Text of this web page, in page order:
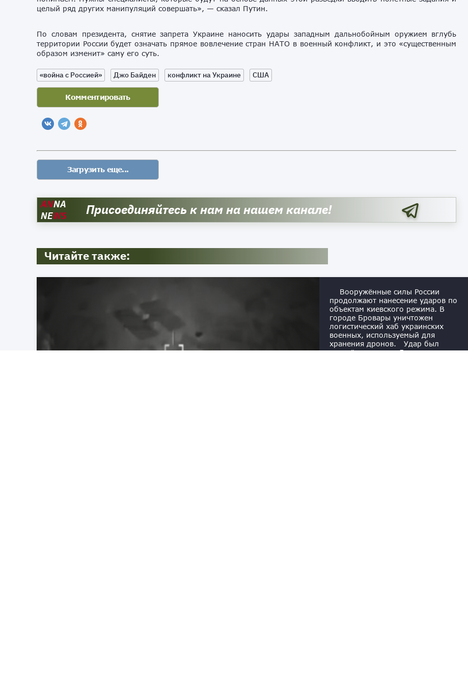
целый ряд других манипуляций совершать», — сказал Путин.
По словам президента, снятие запрета Украине наносить удары западным дальнобойным оружием вглубь
территории России будет означать прямое вовлечение стран НАТО в военный конфликт, и это «существенным
образом изменит» саму его суть.
«война с Россией» Джо Байден конфликт на Украине США
ANNA
NEWS Присоединяйтесь к нам на нашем канале!
Читайте также:
Вооружённые силы России
продолжают нанесение ударов по
объектам киевского режима. В
городе Бровары уничтожен
логистический хаб украинских
военных, используемый для
хранения дронов. Удар был
нанесён в ночь на 5 августа, сегодня